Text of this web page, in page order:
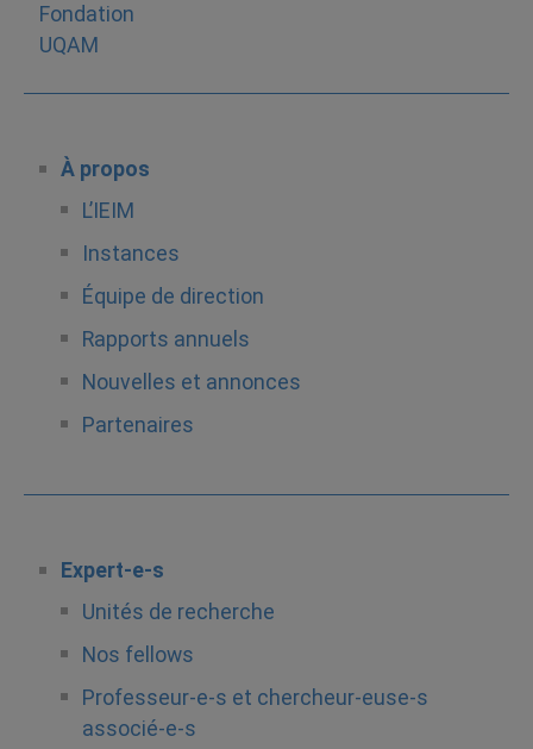
À propos
L’IEIM
Instances
Équipe de direction
Rapports annuels
Nouvelles et annonces
Partenaires
Expert-e-s
Unités de recherche
Nos fellows
Professeur-e-s et chercheur-euse-s
associé-e-s